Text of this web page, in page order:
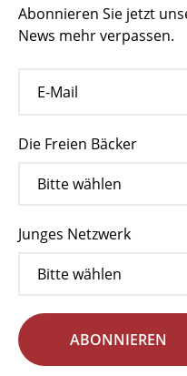
Abonnieren Sie jetzt
News mehr verpassen.
Die Freien Bäcker
Junges Netzwerk
ABONNIEREN